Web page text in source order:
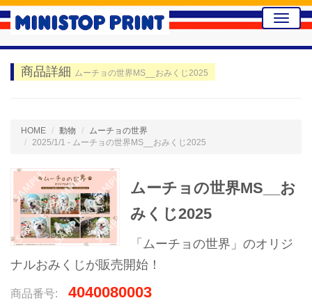
Toggle
商品詳細 ムーチョの世界MS__おみくじ2025
HOME 動物
ムーチョの世界
2025/1/1 - ムーチョの世界MS__おみくじ2025
ムーチョの世界MS__お
みくじ2025
「ムーチョの世界」のオリジ
ナルおみくじが販売開始！
商品番号: 4040080003